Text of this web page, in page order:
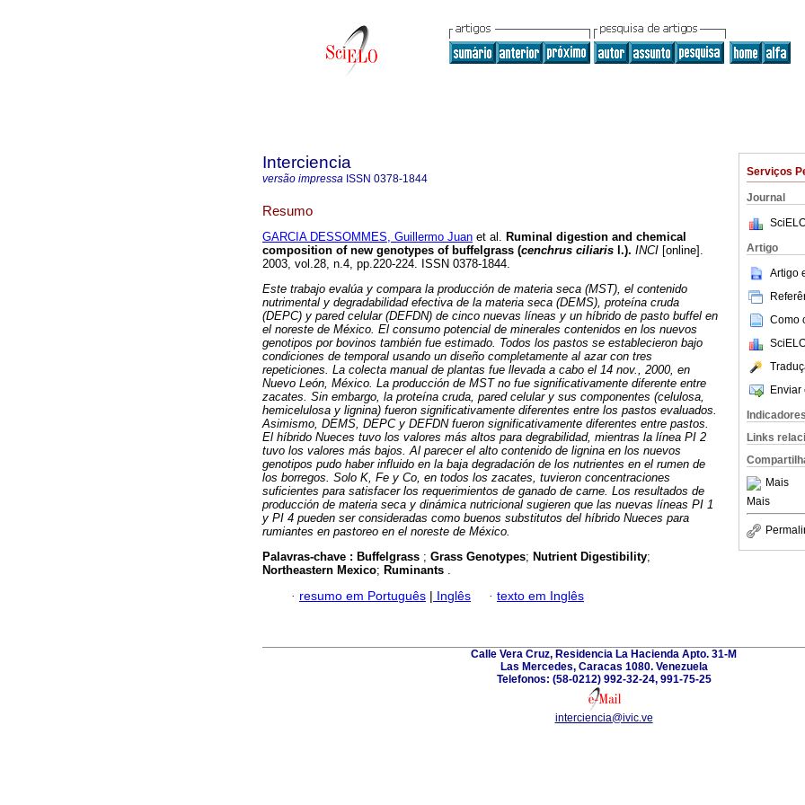
Serviços
Journal
Artigo
Artigo
Como
Enviar
Indicadores
Links
Mais
Mais
Interciencia
versão impressa ISSN 0378-1844
Resumo
GARCIA DESSOMMES, Guillermo Juan et al. Ruminal digestion and chemical
composition of new genotypes of buffelgrass (cenchrus ciliaris l.). INCI [online].
2003, vol.28, n.4, pp.220-224. ISSN 0378-1844.
Este trabajo evalúa y compara la producción de materia seca (MST), el contenido
nutrimental y degradabilidad efectiva de la materia seca (DEMS), proteína cruda
(DEPC) y pared celular (DEFDN) de cinco nuevas líneas y un híbrido de pasto buffel en
el noreste de México. El consumo potencial de minerales contenidos en los nuevos
genotipos por bovinos también fue estimado. Todos los pastos se establecieron bajo
condiciones de temporal usando un diseño completamente al azar con tres
repeticiones. La colecta manual de plantas fue llevada a cabo el 14 nov., 2000, en
Nuevo León, México. La producción de MST no fue significativamente diferente entre
zacates. Sin embargo, la proteína cruda, pared celular y sus componentes (celulosa,
hemicelulosa y lignina) fueron significativamente diferentes entre los pastos evaluados.
Asimismo, DEMS, DEPC y DEFDN fueron significativamente diferentes entre pastos.
El híbrido Nueces tuvo los valores más altos para degrabilidad, mientras la línea PI 2
tuvo los valores más bajos. Al parecer el alto contenido de lignina en los nuevos
genotipos pudo haber influido en la baja degradación de los nutrientes en el rumen de
los borregos. Solo K, Fe y Co, en todos los zacates, tuvieron concentraciones
suficientes para satisfacer los requerimientos de ganado de carne. Los resultados de
producción de materia seca y dinámica nutricional sugieren que las nuevas líneas PI 1
y PI 4 pueden ser consideradas como buenos substitutos del híbrido Nueces para
rumiantes en pastoreo en el noreste de México.
Palavras-chave : Buffelgrass ; Grass Genotypes; Nutrient Digestibility;
Northeastern Mexico; Ruminants .
· resumo em Português | Inglês · texto em Inglês
Calle Vera Cruz, Residencia La Hacienda Apto. 31-M
Las Mercedes, Caracas 1080. Venezuela
Telefonos: (58-0212) 992-32-24, 991-75-25
interciencia@ivic.ve